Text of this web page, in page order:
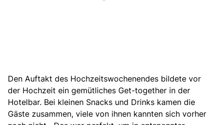
Den Auftakt des Hochzeitswochenendes bildete vor
der Hochzeit ein gemütliches Get-together in der
Hotelbar. Bei kleinen Snacks und Drinks kamen die
Gäste zusammen, viele von ihnen kannten sich vorher